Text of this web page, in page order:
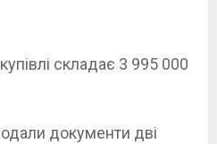
складає 3 995 000
документи дві